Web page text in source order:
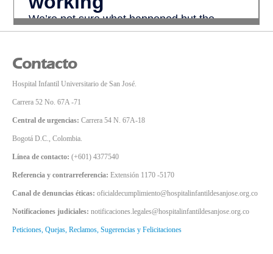
Contacto
Hospital Infantil Universitario de San José.
Carrera 52 No. 67A -71
Central de urgencias: Carrera 54 N. 67A-18
Bogotá D.C., Colombia.
Línea de contacto: (+601) 4377540
Referencia y contrarreferencia: Extensión 1170 -5170
Canal de denuncias éticas: oficialdecumplimiento@hospitalinfantildesanjose.org.co
Notificaciones judiciales: notificaciones.legales@hospitalinfantildesanjose.org.co
Peticiones, Quejas, Reclamos, Sugerencias y Felicitaciones